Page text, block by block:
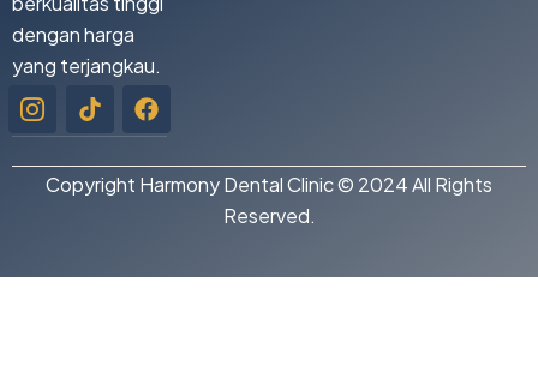
dengan harga
yang terjangkau.
Icon-
instagram-
1
TiktokFacebook
Copyright Harmony Dental Clinic © 2024 All Rights
Reserved.